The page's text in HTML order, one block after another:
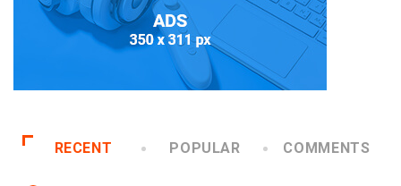
RECENT POPULAR COMMENTS